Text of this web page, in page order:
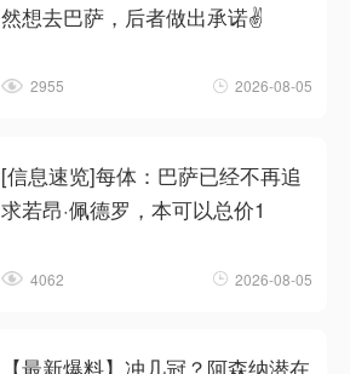
然想去巴萨，后者做出承诺✌️
2955 2026-08-05
[信息速览]每体：巴萨已经不再追
求若昂·佩德罗，本可以总价1
4062 2026-08-05